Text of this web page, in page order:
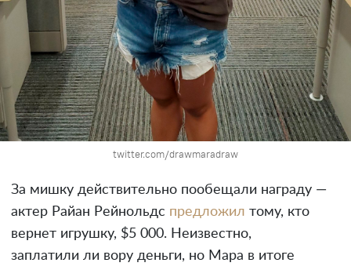
twitter.com/drawmaradraw
За мишку действительно пообещали награду —
актер Райан Рейнольдс предложил тому, кто
вернет игрушку, $5 000. Неизвестно,
заплатили ли вору деньги, но Мара в итоге